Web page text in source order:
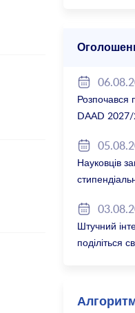
Розпочався
DAAD
Науковців
Штучний
поділіться